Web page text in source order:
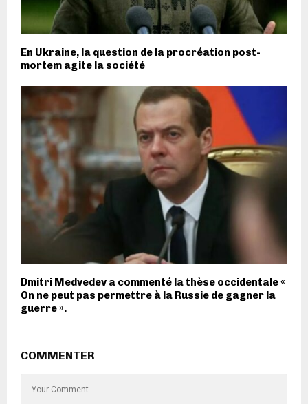
En Ukraine, la question de la procréation post-
mortem agite la société
Dmitri Medvedev a commenté la thèse occidentale «
On ne peut pas permettre à la Russie de gagner la
guerre ».
COMMENTER